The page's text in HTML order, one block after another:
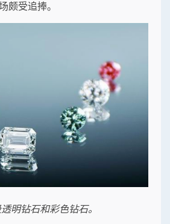
颇受追捧。
明钻石和彩色钻石。